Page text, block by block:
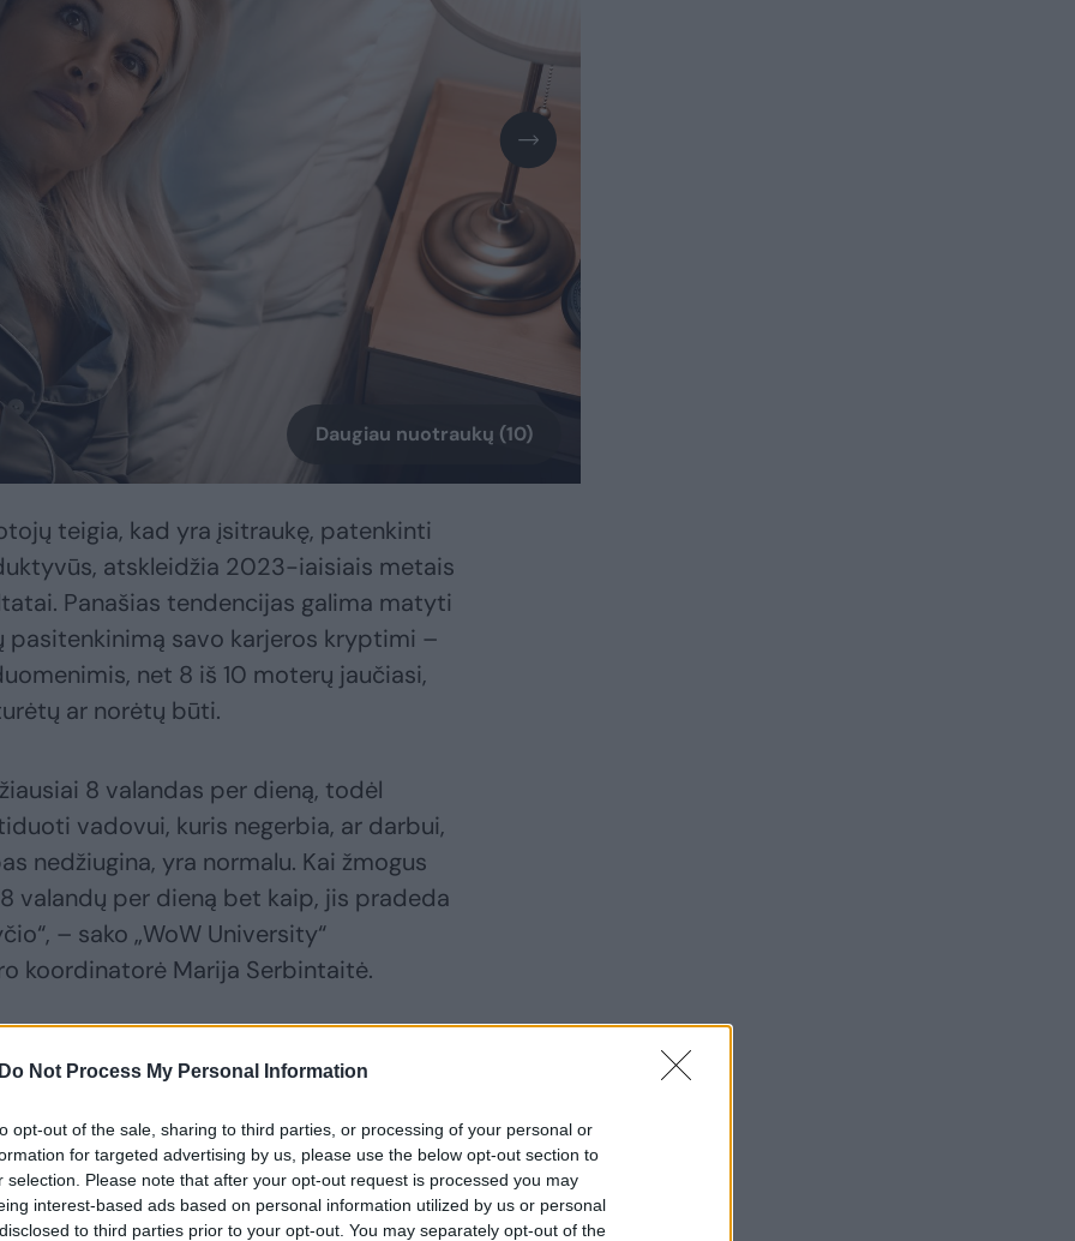
Do Not Process My Personal Information
opt-out of the sale, sharing to third parties, or processing of your personal or
for targeted advertising by us, please use the below opt-out section to
selection. Please note that after your opt-out request is processed you may
interest-based ads based on personal information utilized by us or personal
to third parties prior to your opt-out. You may separately opt-out of the
Daugiau nuotraukų (10)
teigia, kad yra įsitraukę, patenkinti
atskleidžia 2023-iaisiais metais
Panašias tendencijas galima matyti
savo karjeros kryptimi –
net 8 iš 10 moterų jaučiasi,
ar norėtų būti.
8 valandas per dieną, todėl
vadovui, kuris negerbia, ar darbui,
nedžiugina, yra normalu. Kai žmogus
valandų per dieną bet kaip, jis pradeda
– sako „WoW University“
koordinatorė Marija Serbintaitė.